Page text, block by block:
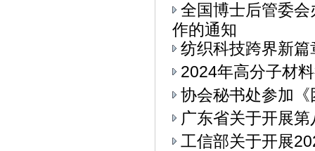
全国博士后管委
作的通知
纺织科技跨界新
2024年高分子材
协会秘书处参加
广东省关于开展
工信部关于开展